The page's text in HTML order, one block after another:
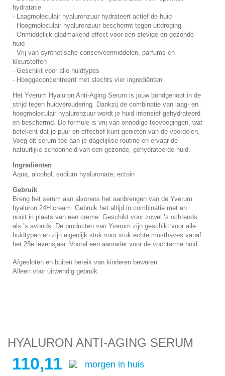
hydratatie
- Laagmoleculair hyaluronzuur hydrateert actief de huid
- Hoogmoleculair hyaluronzuur beschermt tegen uitdroging
- Onmiddellijk gladmakend effect voor een stevige en gezonde
huid
- Vrij van synthetische conserveermiddelen, parfums en
kleurstoffen
- Geschikt voor alle huidtypes
- Hooggeconcentreerd met slechts vier ingrediënten
Het Yverum Hyaluron Anti-Aging Serum is jouw bondgenoot in de
strijd tegen huidveroudering. Dankzij de combinatie van laag- en
hoogmoleculair hyaluronzuur wordt je huid intensief gehydrateerd
en beschermd. De formule is vrij van onnodige toevoegingen, wat
betekent dat je puur en effectief kunt genieten van de voordelen.
Voeg dit serum toe aan je dagelijkse routine en ervaar de
natuurlijke schoonheid van een gezonde, gehydrateerde huid.
Ingredienten
Aqua, alcohol, sodium hyaluronate, ectoin
Gebruik
Breng het serum aan alvorens het aanbrengen van de Yverum
hyaluron 24H cream. Gebruik het altijd in combinatie met en
nooit in plaats van een creme. Geschikt voor zowel ’s ochtends
als ’s avonds. De producten van Yverum zijn geschikt voor alle
huidtypen en zijn eigenlijk stuk voor stuk echte musthaves vanaf
het 25e levensjaar. Vooral een aanrader voor de vochtarme huid.
Afgesloten en buiten bereik van kinderen bewaren.
Alleen voor uitwendig gebruik.
HYALURON ANTI-AGING SERUM
110,11 morgen in huis